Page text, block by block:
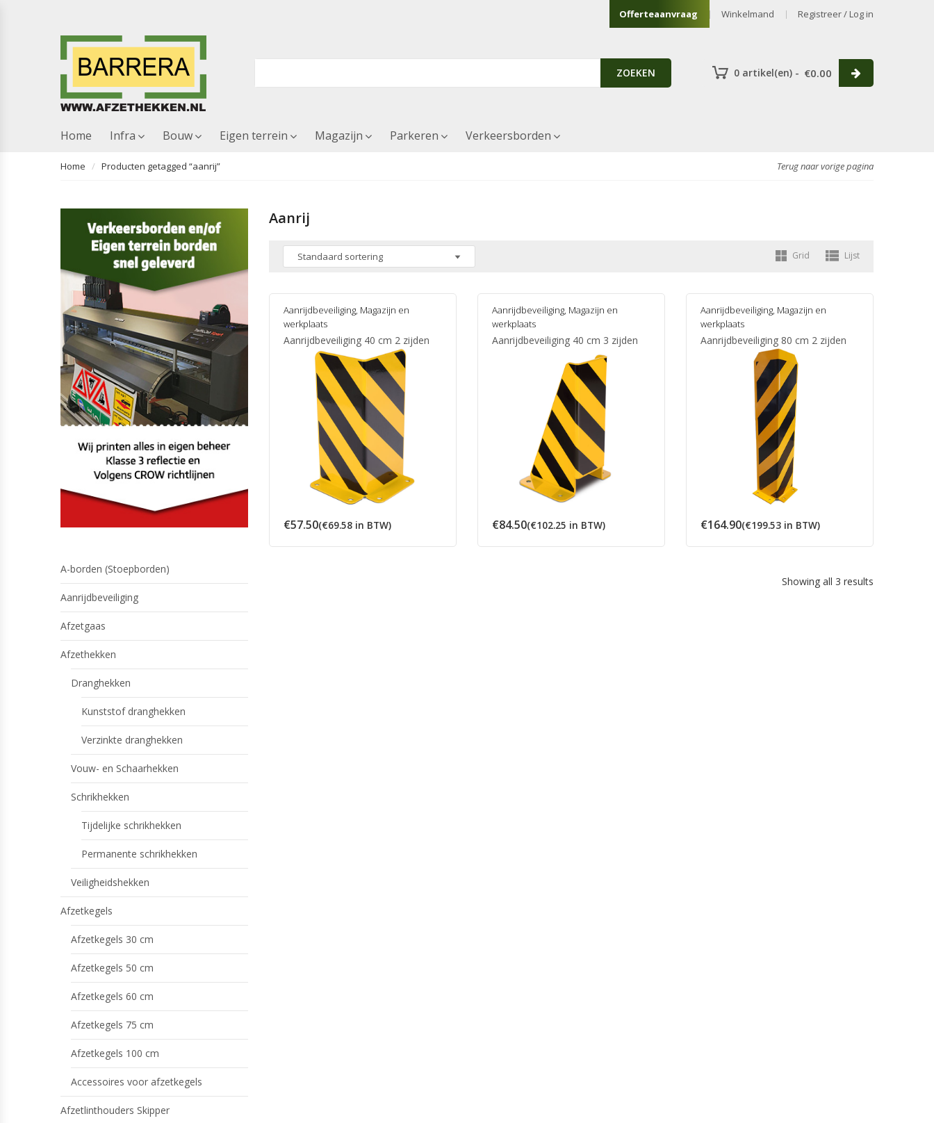
Offerteaanvraag Winkelmand Registreer / Log in
ZOEKEN 0 artikel(en) - €0.00
Home Infra Bouw Eigen terrein Magazijn Parkeren Verkeersborden
Home Producten getagged “aanrij” Terug naar vorige pagina
Aanrij
Grid Lijst
Aanrijdbeveiliging, Magazijn en
werkplaats
Aanrijdbeveiliging 40 cm 2 zijden
€57.50(€69.58 in BTW)
Aanrijdbeveiliging, Magazijn en
werkplaats
Aanrijdbeveiliging 40 cm 3 zijden
€84.50(€102.25 in BTW)
Aanrijdbeveiliging, Magazijn en
werkplaats
Aanrijdbeveiliging 80 cm 2 zijden
€164.90(€199.53in BTW)
Showing all 3 results
A-borden (Stoepborden)
Aanrijdbeveiliging
Afzetgaas
Afzethekken
Dranghekken
Kunststof dranghekken
Verzinkte dranghekken
Vouw- en Schaarhekken
Schrikhekken
Tijdelijke schrikhekken
Permanente schrikhekken
Veiligheidshekken
Afzetkegels
Afzetkegels 30 cm
Afzetkegels 50 cm
Afzetkegels 60 cm
Afzetkegels 75 cm
Afzetkegels 100 cm
Accessoires voor afzetkegels
Afzetlinthouders Skipper